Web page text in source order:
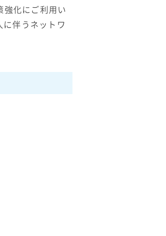
強化にご利用い
に伴うネットワ